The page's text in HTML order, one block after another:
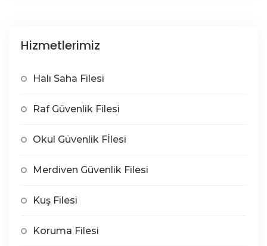
Hizmetlerimiz
Halı Saha Filesi
Raf Güvenlik Filesi
Okul Güvenlik Fİlesi
Merdiven Güvenlik Filesi
Kuş Filesi
Koruma Filesi